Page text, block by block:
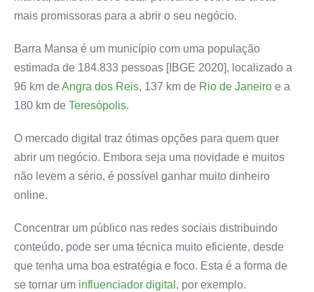
mais promissoras para a abrir o seu negócio.
Barra Mansa é um município com uma população
estimada de 184.833 pessoas [IBGE 2020], localizado a
96 km deAngra dos Reis, 137 km de Rio de Janeiro e a
180 km de Teresópolis.
O mercado digital traz ótimas opções para quem quer
abrir um negócio. Embora seja uma novidade e muitos
não levem a sério, é possível ganhar muito dinheiro
online.
Concentrar um público nas redes sociais distribuindo
conteúdo, pode ser uma técnica muito eficiente, desde
que tenha uma boa estratégia e foco. Esta é a forma de
se tornar um influenciador digital , por exemplo.